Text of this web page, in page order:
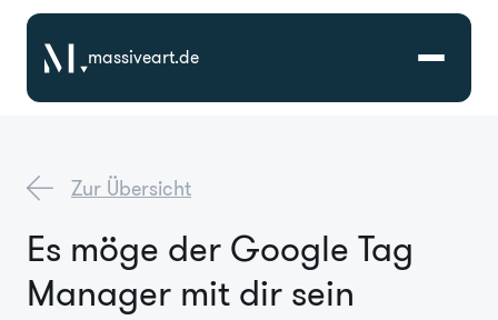
massiveart.de
Referenzen
Zur Übersicht
Es möge der Google Tag
Manager mit dir sein